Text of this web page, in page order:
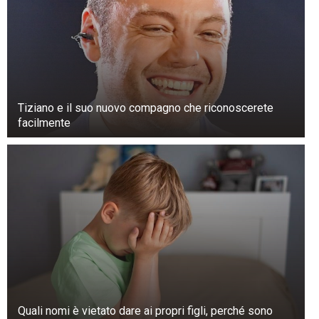
correlazione con i tumori intestinali è
“probabile” e il rischio aumenta del 17% ogni
100 grammi consumati al giorno.
Tiziano e il suo nuovo compagno che riconoscerete
facilmente
Quali nomi è vietato dare ai propri figli, perché sono